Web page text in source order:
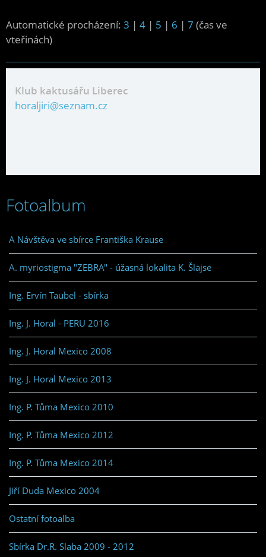
Automatické procházení: 3 | 4 | 5 | 6 | 7 (čas ve
vteřinách)
Klub kaktusářu Liberec
horaljiri@seznam.cz
Fotoalbum
A Návštěva ve sbírce Františka Krause
A. myriostigma "ZEBRA" - úžasná lokalita K. Šlajse
Ing. Ervín Taübel - sbírka
Ing. J. Horal - PERU 2016
Ing. J. Horal Mexico 2008
Ing. J. Horal Mexico 2013
Ing. P. Tůma Mexico 2010
Ing. P. Tůma Mexico 2012
Ing. P. Tůma Mexico 2014
Jiří Duda Mexico 2004
Ostatní fotoalba
Sbírka Dr.R. Slaba 2009 - 2012